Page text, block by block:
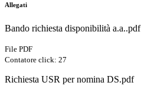
Allegati
Bando richiesta disponibilità a.a..pdf
File PDF
Contatore click: 27
Richiesta USR per nomina DS.pdf